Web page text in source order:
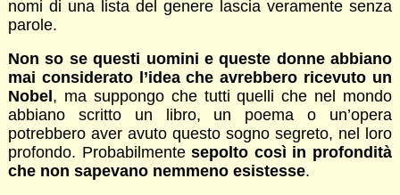
nomi di una lista del genere lascia veramente senza
parole.
Non so se questi uomini e queste donne abbiano
mai considerato l’idea che avrebbero ricevuto un
Nobel , ma suppongo che tutti quelli che nel mondo
abbiano scritto un libro, un poema o un’opera
potrebbero aver avuto questo sogno segreto, nel loro
profondo. Probabilmentesepolto così in profondità
che non sapevano nemmeno esistesse.